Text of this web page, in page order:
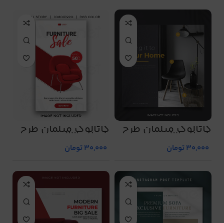
کاتالوگ مبلمان طرح
شماره 22
30,000تومان
کاتالوگ مبلمان طرح
شماره 23
30,000تومان